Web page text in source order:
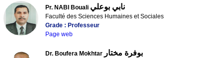
Pr. NABI Bouali نابي بوعلي
Faculté des Sciences Humaines et Sociales
Grade : Professeur
Page web
Dr. Boufera Mokhtar بوفرة مختار